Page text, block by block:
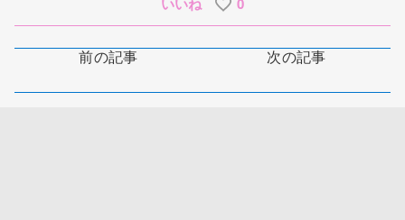
前の記事 次の記事